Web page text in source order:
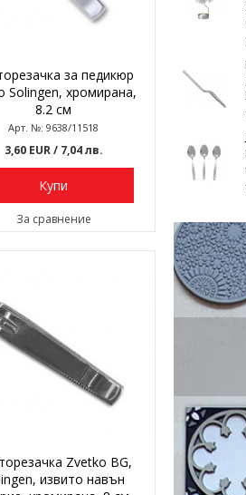
за педикюр
Solingen, хромирана,
8.2 см
Арт. №: 9638/11518
3,60 EUR/ 7,04 лв.
Купи
За сравнение
Zvetko BG,
извито навън